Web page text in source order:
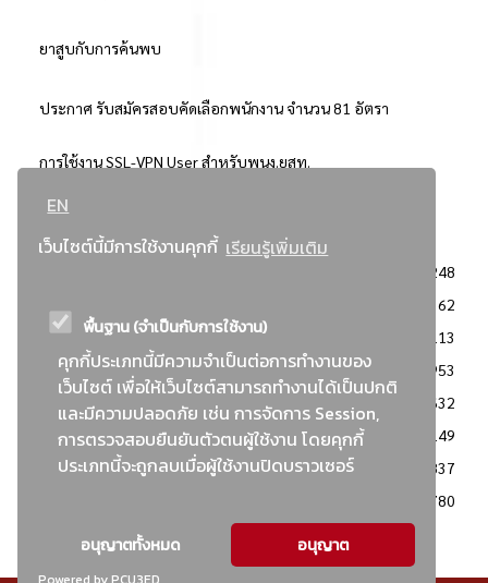
EN
เว็บไซต์นี้มีการใช้งานคุกกี้ เรียนรู้เพิ่มเติม
พื้นฐาน (จำเป็นกับการใช้งาน)
คุกกี้ประเภทนี้มีความจำเป็นต่อการทำงานของ
เว็บไซต์ เพื่อให้เว็บไซต์สามารถทำงานได้เป็นปกติ
และมีความปลอดภัย เช่น การจัดการ Session,
การตรวจสอบยืนยันตัวตนผู้ใช้งาน โดยคุกกี้
ประเภทนี้จะถูกลบเมื่อผู้ใช้งานปิดบราวเซอร์
อนุญาตทั้งหมด อนุญาต
ยาสูบกับการค้นพบ
ประกาศ รับสมัครสอบคัดเลือกพนักงาน จำนวน 81 อัตรา
การใช้งาน SSL-VPN User สำหรับพนง.ยสท.
..ยอดนิยม..
3248
2362
: วิธีเฉพาะเจาะจง
2113
ข่าวสาร/ประกาศ
1953
: เอกสารส่งเสริมความโปร่งใสในการจัดซื้อจัดจ้าง
1632
ข่าวสารจัดซื้อจัดจ้าง
1149
: แผนการจัดซื้อจัดจ้าง
837
780